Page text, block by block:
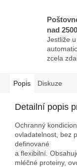
nad
Jestliže
zcela
Popis Diskuze
Detailní popis
Ochranný
ovladatelnost , bez
definované
a flexibilní .
mléčné proteiny,